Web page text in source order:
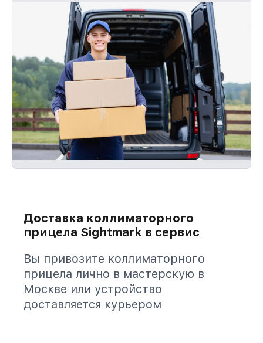
Доставка коллиматорного
прицела Sightmark в сервис
Вы привозите коллиматорного
прицела лично в мастерскую в
Москве или устройство
доставляется курьером